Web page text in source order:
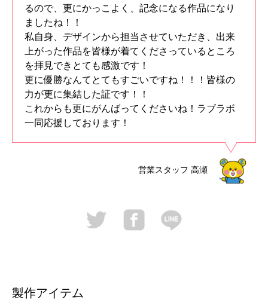
るので、更にかっこよく、記念になる作品になり
ましたね！！
私自身、デザインから担当させていただき、出来
上がった作品を皆様が着てくださっているところ
を拝見できとても感激です！
更に優勝なんてとてもすごいですね！！！皆様の
力が更に集結した証です！！
これからも更にがんばってくださいね！ラブラボ
一同応援しております！
営業スタッフ 高瀬
製作アイテム